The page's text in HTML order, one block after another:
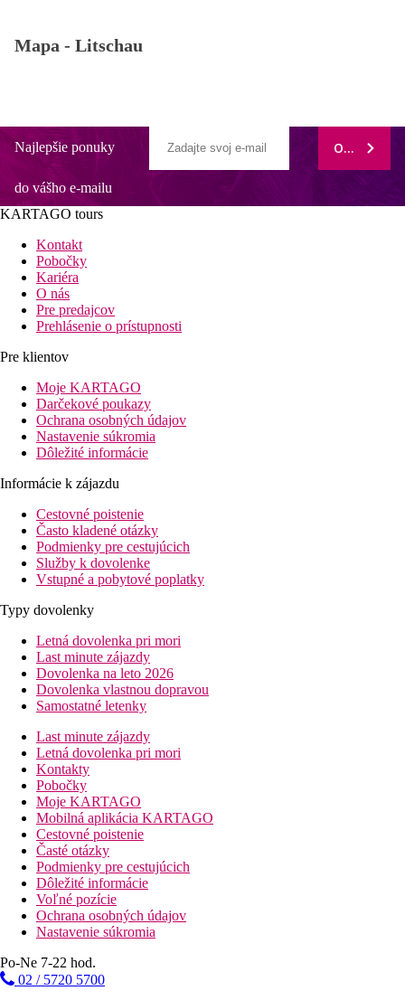
Mapa - Litschau
Najlepšie ponuky
do vášho e-mailu
ODOBERAŤ
KARTAGO tours
Kontakt
Pobočky
Kariéra
O nás
Pre predajcov
Prehlásenie o prístupnosti
Pre klientov
Moje KARTAGO
Darčekové poukazy
Ochrana osobných údajov
Nastavenie súkromia
Dôležité informácie
Informácie k zájazdu
Cestovné poistenie
Často kladené otázky
Podmienky pre cestujúcich
Služby k dovolenke
Vstupné a pobytové poplatky
Typy dovolenky
Letná dovolenka pri mori
Last minute zájazdy
Dovolenka na leto 2026
Dovolenka vlastnou dopravou
Samostatné letenky
Last minute zájazdy
Letná dovolenka pri mori
Kontakty
Pobočky
Moje KARTAGO
Mobilná aplikácia KARTAGO
Cestovné poistenie
Časté otázky
Podmienky pre cestujúcich
Dôležité informácie
Voľné pozície
Ochrana osobných údajov
Nastavenie súkromia
Po-Ne 7-22 hod.
02 / 5720 5700